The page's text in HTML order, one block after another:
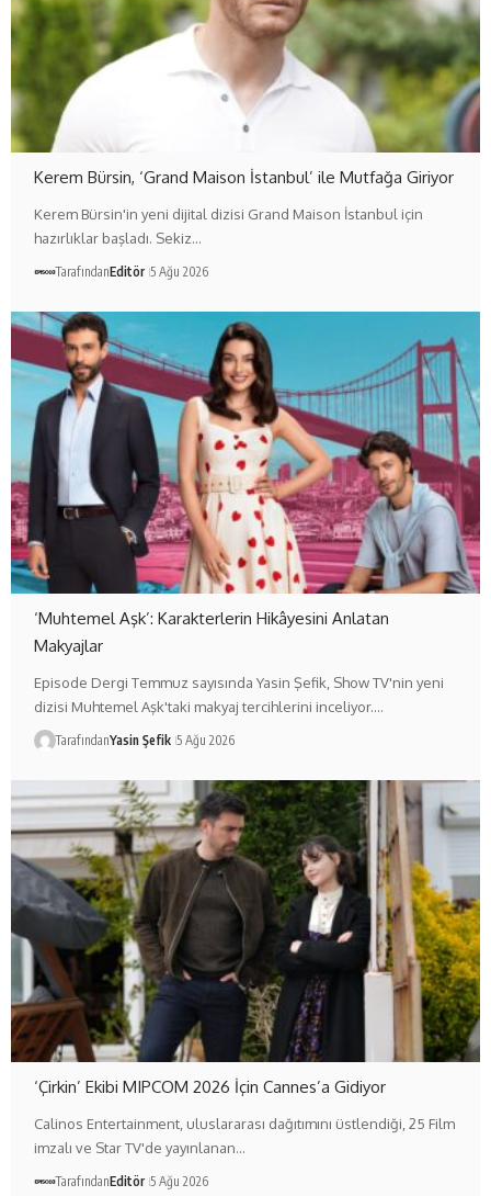
Kerem Bürsin, ‘Grand Maison İstanbul’ ile Mutfağa Giriyor
Kerem Bürsin'in yeni dijital dizisi Grand Maison İstanbul için
hazırlıklar başladı. Sekiz…
TarafındanEditör 5 Ağu 2026
‘Muhtemel Aşk’: Karakterlerin Hikâyesini Anlatan
Makyajlar
Episode Dergi Temmuz sayısında Yasin Şefik, Show TV'nin yeni
dizisi Muhtemel Aşk'taki makyaj tercihlerini inceliyor.…
TarafındanYasin Şefik 5 Ağu 2026
‘Çirkin’ Ekibi MIPCOM 2026 İçin Cannes’a Gidiyor
Calinos Entertainment, uluslararası dağıtımını üstlendiği, 25 Film
imzalı ve Star TV'de yayınlanan…
TarafındanEditör 5 Ağu 2026